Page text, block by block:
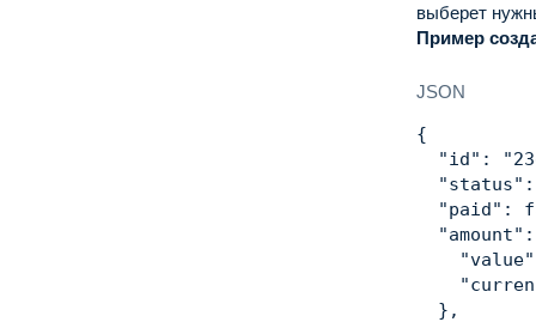
выберет
Пример
JSON
{
"id" :
"status" :
"paid" :
"amount" :
"value"
} ,